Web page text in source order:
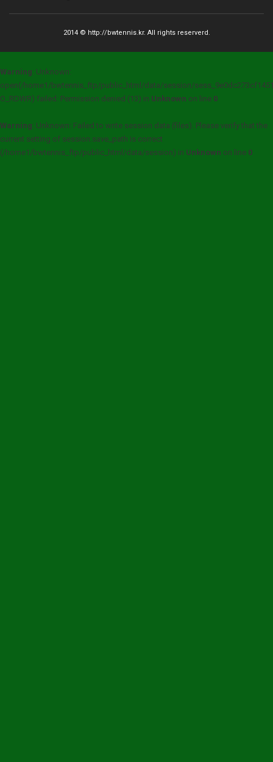
2014 © http://bwtennis.kr. All rights reserverd.
Warning: Unknown:
open(/home1/bwtennis_ftp/public_html/data/session/
O_RDWR) failed: Permission denied (13) in Unknown on line 0
Warning: Unknown: Failed to write session data (files). Please verify that the
current setting of session.save_path is correct
(/home1/bwtennis_ftp/public_html/data/session) in Unknown on line 0